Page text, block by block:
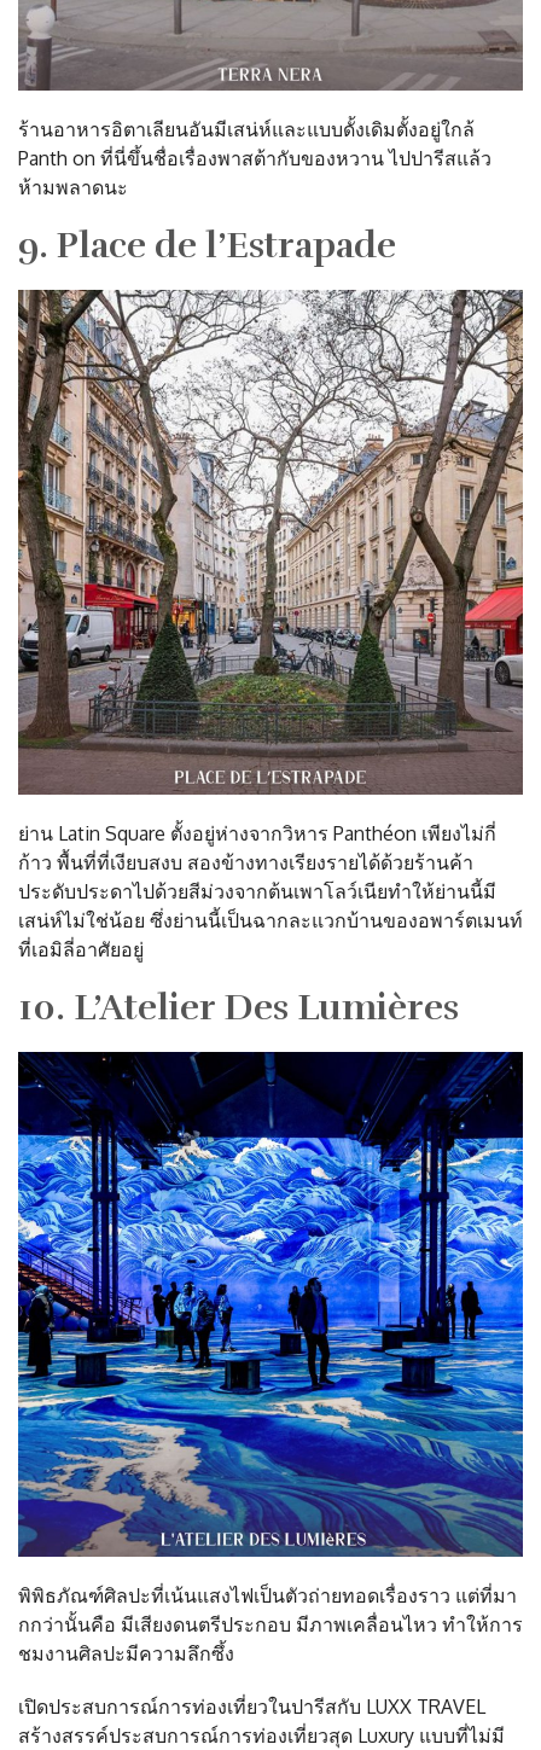
ร้านอาหารอิตาเลียนอันมีเสน่ห์และแบบดั้งเดิมตั้งอยู่ใกล้
Panth on ที่นี่ขึ้นชื่อเรื่องพาสต้ากับของหวาน ไปปารีสแล้ว
ห้ามพลาดนะ
9. Place de l’Estrapade
ย่าน Latin Square ตั้งอยู่ห่างจากวิหาร Panthéon เพียงไม่กี่
ก้าว พื้นที่ที่เงียบสงบ สองข้างทางเรียงรายได้ด้วยร้านค้า
ประดับประดาไปด้วยสีม่วงจากต้นเพาโลว์เนียทำให้ย่านนี้มี
เสน่ห์ไม่ใช่น้อย ซึ่งย่านนี้เป็นฉากละแวกบ้านของอพาร์ตเมนท์
ที่เอมิลี่อาศัยอยู่
10. L’Atelier Des Lumières
พิพิธภัณฑ์ศิลปะที่เน้นแสงไฟเป็นตัวถ่ายทอดเรื่องราว แต่ที่มา
กกว่านั้นคือ มีเสียงดนตรีประกอบ มีภาพเคลื่อนไหว ทำให้การ
ชมงานศิลปะมีความลึกซึ้ง
เปิดประสบการณ์การท่องเที่ยวในปารีสกับ LUXX TRAVEL
สร้างสรรค์ประสบการณ์การท่องเที่ยวสุด Luxury แบบที่ไม่มี